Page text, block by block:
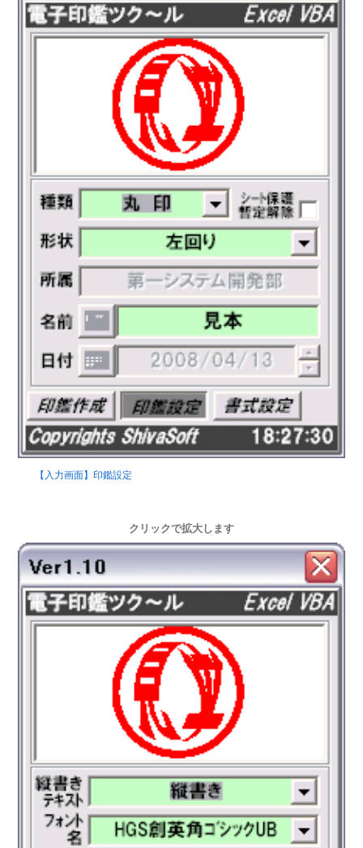
【入力画面】印鑑設定
クリックで拡大します